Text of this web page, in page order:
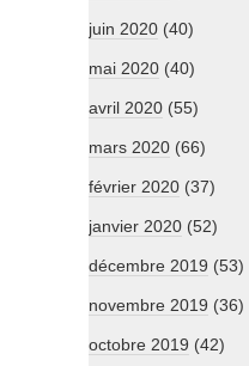
juin 2020 (40)
mai 2020 (40)
avril 2020 (55)
mars 2020 (66)
février 2020 (37)
janvier 2020 (52)
décembre 2019 (53)
novembre 2019 (36)
octobre 2019 (42)